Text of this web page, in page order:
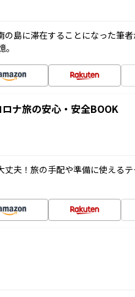
の島に滞在することになった筆
ナ旅の安心・安全BOOK
丈夫！旅の手配や準備に使える